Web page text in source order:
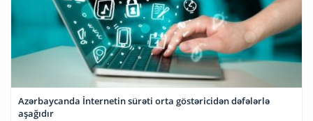
Azərbaycanda İnternetin sürəti orta göstəricidən dəfələrlə
aşağıdır